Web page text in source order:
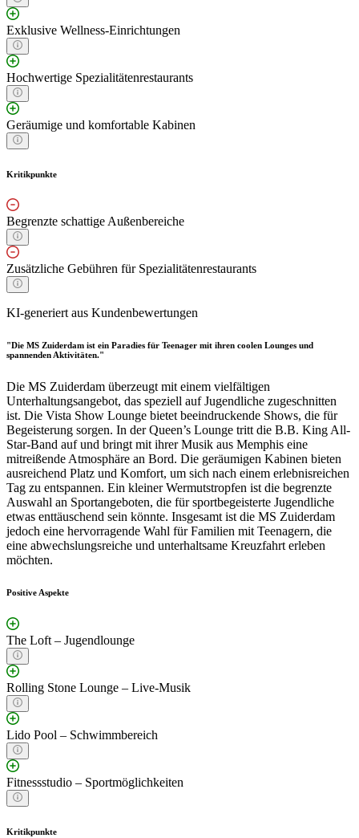
Exklusive Wellness-Einrichtungen
Hochwertige Spezialitätenrestaurants
Geräumige und komfortable Kabinen
Kritikpunkte
Begrenzte schattige Außenbereiche
Zusätzliche Gebühren für Spezialitätenrestaurants
KI-generiert aus Kundenbewertungen
"Die MS Zuiderdam ist ein Paradies für Teenager mit ihren coolen Lounges und
spannenden Aktivitäten."
Die MS Zuiderdam überzeugt mit einem vielfältigen
Unterhaltungsangebot, das speziell auf Jugendliche zugeschnitten
ist. Die Vista Show Lounge bietet beeindruckende Shows, die für
Begeisterung sorgen. In der Queen’s Lounge tritt die B.B. King All-
Star-Band auf und bringt mit ihrer Musik aus Memphis eine
mitreißende Atmosphäre an Bord. Die geräumigen Kabinen bieten
ausreichend Platz und Komfort, um sich nach einem erlebnisreichen
Tag zu entspannen. Ein kleiner Wermutstropfen ist die begrenzte
Auswahl an Sportangeboten, die für sportbegeisterte Jugendliche
etwas enttäuschend sein könnte. Insgesamt ist die MS Zuiderdam
jedoch eine hervorragende Wahl für Familien mit Teenagern, die
eine abwechslungsreiche und unterhaltsame Kreuzfahrt erleben
möchten.
Positive Aspekte
The Loft – Jugendlounge
Rolling Stone Lounge – Live-Musik
Lido Pool – Schwimmbereich
Fitnessstudio – Sportmöglichkeiten
Kritikpunkte